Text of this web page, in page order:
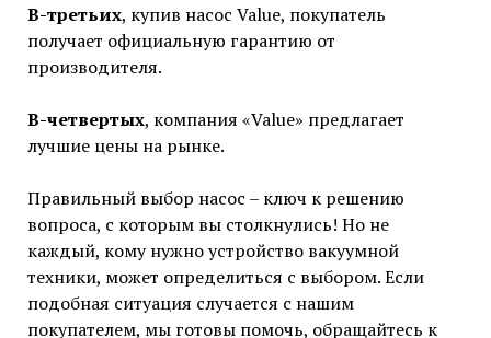
В-третьих, купив насос Value, покупатель
получает официальную гарантию от
производителя.
В-четвертых, компания «Value» предлагает
лучшие цены на рынке.
Правильный выбор насос – ключ к решению
вопроса, с которым вы столкнулись! Но не
каждый, кому нужно устройство вакуумной
техники, может определиться с выбором. Если
подобная ситуация случается с нашим
покупателем, мы готовы помочь, обращайтесь к